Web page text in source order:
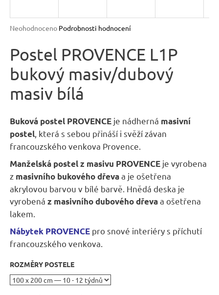
Průměrné
produktu
je
0,0
z
5
hvězdiček.
Neohodnoceno Podrobnosti hodnocení
Postel PROVENCE L1P
bukový masiv/dubový
masiv bílá
Buková postel PROVENCE je nádherná masivní
postel , která s sebou přináší i svěží závan
francouzského venkova Provence.
Manželská postel z masivu PROVENCE je vyrobena
z masivního bukového dřevaa je ošetřena
akrylovou barvou v bílé barvě. Hnědá deska je
vyrobená z masivního dubového dřevaa ošetřena
lakem.
Nábytek PROVENCE pro snové interiéry s příchutí
francouzského venkova.
ROZMĚRY POSTELE
a
í
t
?
HLEDAT
D
o
p
o
u
č
j
e